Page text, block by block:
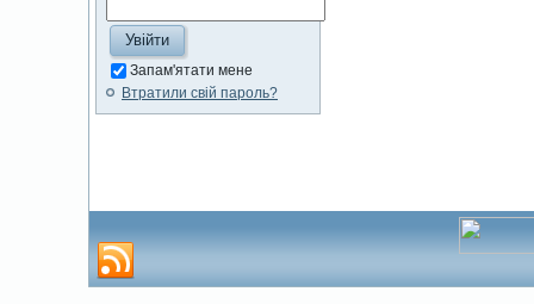
Запам'ятати мене
Втратили свій пароль?